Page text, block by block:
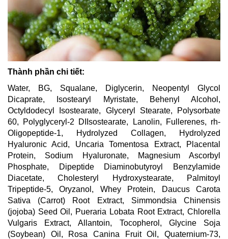
Thành phần chi tiết:
Water, BG, Squalane, Diglycerin, Neopentyl Glycol
Dicaprate, Isostearyl Myristate, Behenyl Alcohol,
Octyldodecyl Isostearate, Glyceryl Stearate, Polysorbate
60, Polyglyceryl-2 DIIsostearate, Lanolin, Fullerenes, rh-
Oligopeptide-1, Hydrolyzed Collagen, Hydrolyzed
Hyaluronic Acid, Uncaria Tomentosa Extract, Placental
Protein, Sodium Hyaluronate, Magnesium Ascorbyl
Phosphate, Dipeptide Diaminobutyroyl Benzylamide
Diacetate, Cholesteryl Hydroxystearate, Palmitoyl
Tripeptide-5, Oryzanol, Whey Protein, Daucus Carota
Sativa (Carrot) Root Extract, Simmondsia Chinensis
(jojoba) Seed Oil, Pueraria Lobata Root Extract, Chlorella
Vulgaris Extract, Allantoin, Tocopherol, Glycine Soja
(Soybean) Oil, Rosa Canina Fruit Oil, Quaternium-73,